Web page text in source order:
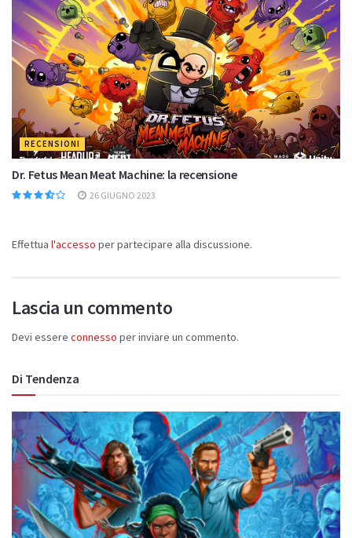
RECENSIONI
Dr. Fetus Mean Meat Machine: la recensione
26 GIUGNO 2023
Effettua l'accesso per partecipare alla discussione.
Lascia un commento
Devi essere connesso per inviare un commento.
Di Tendenza